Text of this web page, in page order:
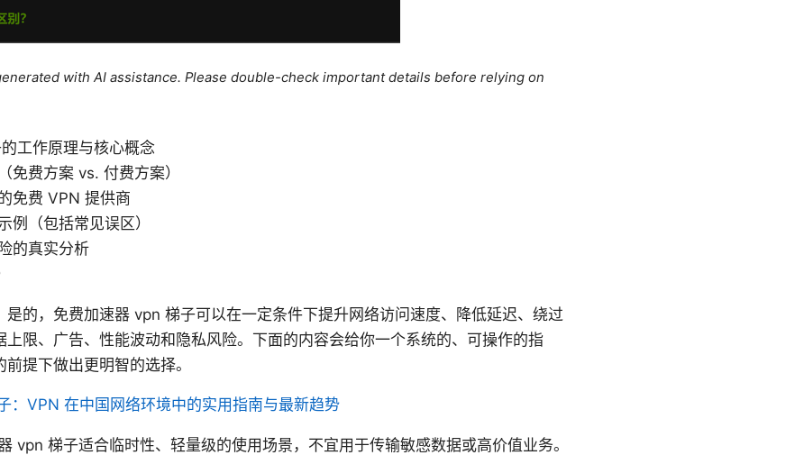
with AI assistance. Please double-check important details before relying on
工作原理与核心概念
免费方案 vs. 付费方案）
免费 VPN 提供商
例（包括常见误区）
的真实分析
是的，免费加速器 vpn 梯子可以在一定条件下提升网络访问速度、降低延迟、绕过
限、广告、性能波动和隐私风险。下面的内容会给你一个系统的、可操作的指
提下做出更明智的选择。
：VPN 在中国网络环境中的实用指南与最新趋势
vpn 梯子适合临时性、轻量级的使用场景，不宜用于传输敏感数据或高价值业务。